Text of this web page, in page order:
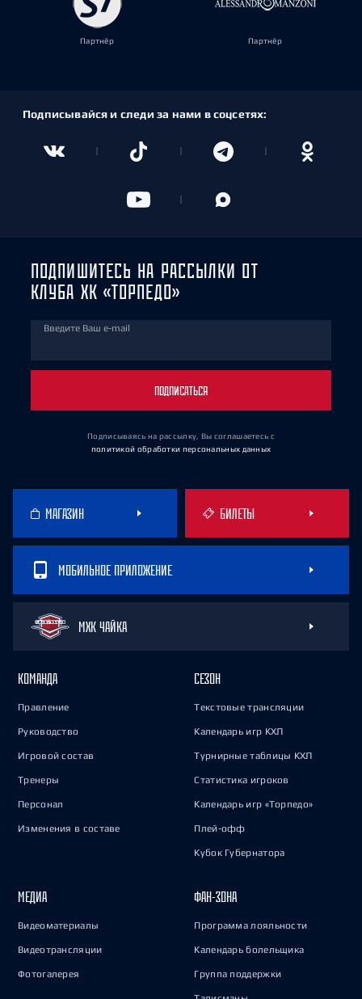
Партнёр Партнёр
Подписывайся и следи за нами в соцсетях:
ПОДПИШИТЕСЬ НА РАССЫЛКИ ОТ
КЛУБА ХК «ТОРПЕДО»
Введите Ваш e-mail
ПОДПИСАТЬСЯ
Подписываясь на рассылку, Вы соглашаетесь с
политикой обработки персональных данных
МАГАЗИН БИЛЕТЫ
МОБИЛЬНОЕ ПРИЛОЖЕНИЕ
МХК ЧАЙКА
КОМАНДА
Правление
Руководство
Игровой состав
Тренеры
Персонал
Изменения в составе
СЕЗОН
Текстовые трансляции
Календарь игр КХЛ
Турнирные таблицы КХЛ
Статистика игроков
Календарь игр «Торпедо»
Плей-офф
Кубок Губернатора
МЕДИА
Видеоматериалы
Видеотрансляции
Фотогалерея
ФАН-ЗОНА
Программа лояльности
Календарь болельщика
Группа поддержки